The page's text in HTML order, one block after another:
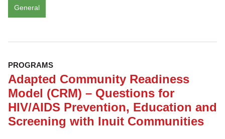
General
PROGRAMS
Adapted Community Readiness
Model (CRM) – Questions for
HIV/AIDS Prevention, Education and
Screening with Inuit Communities